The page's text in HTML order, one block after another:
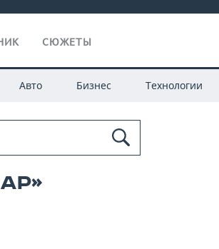
СЮЖЕТЫ
Авто Бизнес Технологии